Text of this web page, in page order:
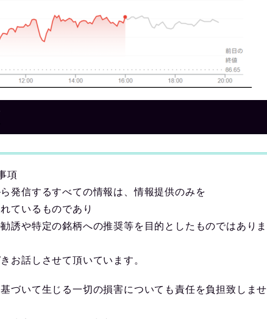
項
発信するすべての情報は、情報提供のみを
ているものであり
誘や特定の銘柄への推奨等を目的としたものではありま
お話しさせて頂いています。
づいて生じる一切の損害についても責任を負担致しませ